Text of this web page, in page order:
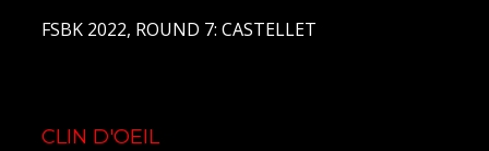
FSBK 2022, ROUND 7: CASTELLET
CLIN D'OEIL